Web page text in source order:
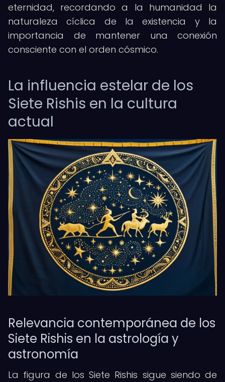
eternidad, recordando a la humanidad la
naturaleza cíclica de la existencia y la
importancia de mantener una conexión
consciente con el orden cósmico.
La influencia estelar de los
Siete Rishis en la cultura
actual
Relevancia contemporánea de los
Siete Rishis en la astrología y
astronomía
La figura de los Siete Rishis sigue siendo de